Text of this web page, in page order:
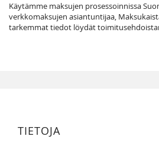
Käytämme maksujen prosessoinnissa
verkkomaksujen asiantuntijaa,
tarkemmat tiedot löydät
TIETOJA